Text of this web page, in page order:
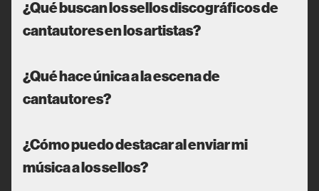
¿Qué buscan los sellos discográficos de
cantautores en los artistas?
¿Qué hace única a la escena de
cantautores?
¿Cómo puedo destacar al enviar mi
música a los sellos?